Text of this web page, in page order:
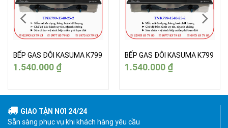
BẾP GAS ĐÔI KASUMA K799
1.540.000 ₫
BẾP GAS ĐÔI KASUMA K799
1.540.000 ₫
GIAO TẬN NƠI 24/24
Sẵn sàng phục vụ khi khách hàng yêu cầu